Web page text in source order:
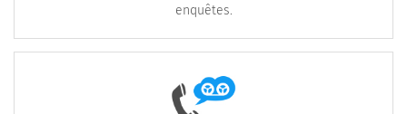
enquêtes.